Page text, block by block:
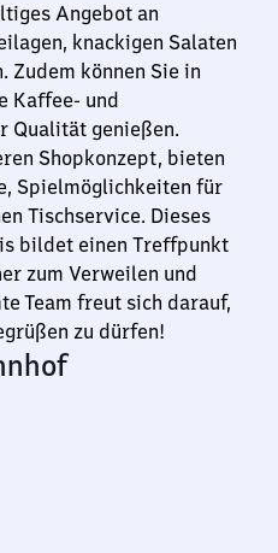
Angebot an
knackigen Salaten
Zudem können Sie in
Kaffee- und
Qualität genießen.
Shopkonzept, bieten
Spielmöglichkeiten für
Tischservice. Dieses
bildet einen Treffpunkt
zum Verweilen und
Team freut sich darauf,
zu dürfen!